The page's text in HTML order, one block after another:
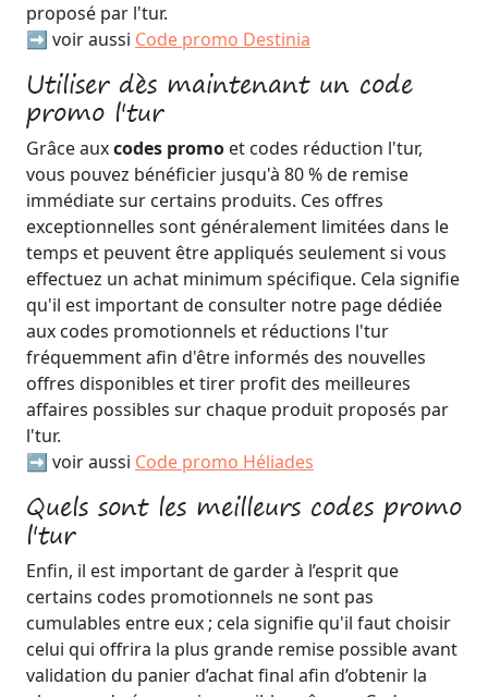
proposé par l'tur.
➡️ voir aussi Code promo Destinia
Utiliser dès maintenant un code
promo l'tur
Grâce auxcodes promo et codes réduction l'tur,
vous pouvez bénéficier jusqu'à 80 % de remise
immédiate sur certains produits. Ces offres
exceptionnelles sont généralement limitées dans le
temps et peuvent être appliqués seulement si vous
effectuez un achat minimum spécifique. Cela signifie
qu'il est important de consulter notre page dédiée
aux codes promotionnels et réductions l'tur
fréquemment afin d'être informés des nouvelles
offres disponibles et tirer profit des meilleures
affaires possibles sur chaque produit proposés par
l'tur.
➡️ voir aussi Code promo Héliades
Quels sont les meilleurs codes promo
l'tur
Enfin, il est important de garder à l’esprit que
certains codes promotionnels ne sont pas
cumulables entre eux ; cela signifie qu'il faut choisir
celui qui offrira la plus grande remise possible avant
validation du panier d’achat final afin d’obtenir la